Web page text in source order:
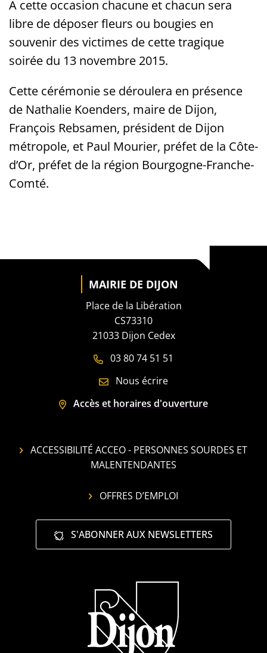
À cette occasion chacune et chacun sera
libre de déposer fleurs ou bougies en
souvenir des victimes de cette tragique
soirée du 13 novembre 2015.
Cette cérémonie se déroulera en présence
de Nathalie Koenders, maire de Dijon,
François Rebsamen, président de Dijon
métropole, et Paul Mourier, préfet de la Côte-
d’Or, préfet de la région Bourgogne-Franche-
Comté.
MAIRIE DE DIJON
Place de la Libération
CS73310
21033 Dijon Cedex
03 80 74 51 51
Nous écrire
Accès et horaires d'ouverture
ACCESSIBILITÉ ACCEO - PERSONNES SOURDES ET
MALENTENDANTES
OFFRES D’EMPLOI
S'ABONNER AUX NEWSLETTERS